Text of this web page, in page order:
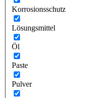
Korrosionsschutz
Lösungsmittel
Öl
Paste
Pulver